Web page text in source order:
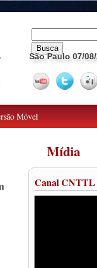
São Paulo 07/
Móvel
Mídia
Canal CNTTL